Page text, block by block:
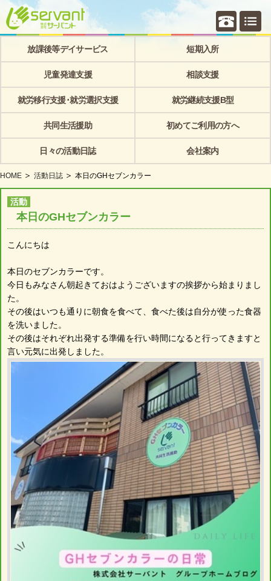
個別相
放課後等デイサービス 短期入所
児童発達支援 相談支援
就労移行支援･就労選択支援 就労継続支援B型
共同生活援助 初めてご利用の方へ
日々の活動日誌 会社案内
HOME 活動日誌 本日のGHセブンカラー
活動
本日のGHセブンカラー
こんにちは
本日のセブンカラーです。
今日もみなさん朝起きておはようございますの挨拶から始まりまし
た。
その後はいつも通りに朝食を食べて、食べた後は自分が使った食器
を洗いました。
その後はそれぞれ出発する準備を行い時間になると行ってきますと
言い元気に出発しました。